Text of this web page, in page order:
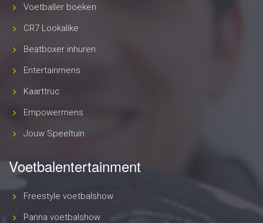
Voetballer boeken
CR7 Lookalike
Beatboxer inhuren
Entertainmens
Kaarttruc
Empowermens
Jouw Speeltuin
Voetbalentertainment
Freestyle voetbalshow
Panna voetbalshow